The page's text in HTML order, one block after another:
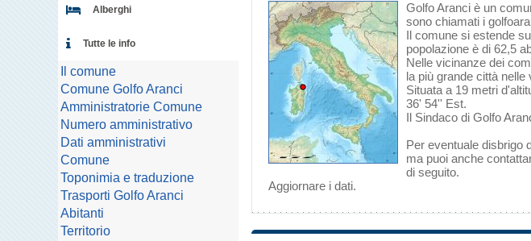
Golfo Aranci è un
sono chiamati i
Il comune si estende
popolazione è di 62,5
Nelle vicinanze dei
la più grande città nelle
Situata a 19 metri
36' 54'' Est.
Il Sindaco di Golfo
Per eventuale disbrigo
ma puoi anche
di seguito.
Aggiornare i dati.
Alberghi
Tutte le info
Il comune
Comune Golfo Aranci
Amministratorie Comune
Numero amministrativo
Dati amministrativi
Comune
Toponimia e traduzione
Trasporti Golfo Aranci
Abitanti
Territorio